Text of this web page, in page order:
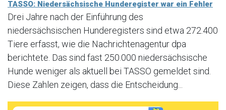
TASSO: Niedersächsische Hunderegister war ein Fehler
Drei Jahre nach der Einführung des
niedersächsischen Hunderegisters sind etwa 272.400
Tiere erfasst, wie die Nachrichtenagentur dpa
berichtete. Das sind fast 250.000 niedersächsische
Hunde weniger als aktuell bei TASSO gemeldet sind.
Diese Zahlen zeigen, dass die Entscheidung...